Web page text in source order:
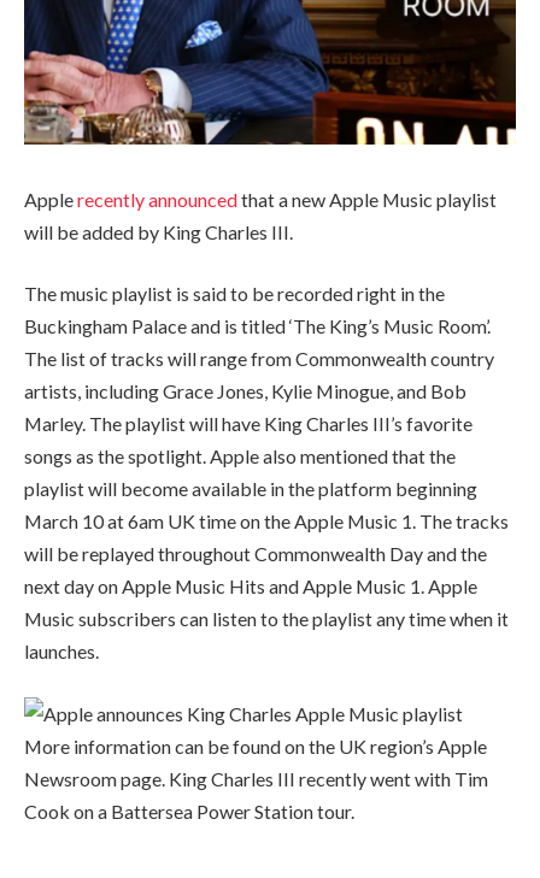
Applerecently announcedthat a new Apple Music playlist
will be added by King Charles III.
The music playlist is said to be recorded right in the
Buckingham Palace and is titled ‘The King’s Music Room’.
The list of tracks will range from Commonwealth country
artists, including Grace Jones, Kylie Minogue, and Bob
Marley. The playlist will have King Charles III’s favorite
songs as the spotlight. Apple also mentioned that the
playlist will become available in the platform beginning
March 10 at 6am UK time on the Apple Music 1. The tracks
will be replayed throughout Commonwealth Day and the
next day on Apple Music Hits and Apple Music 1. Apple
Music subscribers can listen to the playlist any time when it
launches.
More information can be found on the UK region’s Apple
Newsroom page. King Charles III recently went with Tim
Cook on a Battersea Power Station tour.